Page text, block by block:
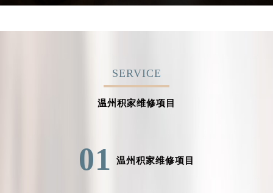
SERVICE
温州积家维修项目
01 温州积家维修项目